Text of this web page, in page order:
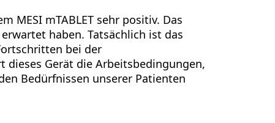
MESI mTABLET sehr positiv. Das
haben. Tatsächlich ist das
bei der
dieses Gerät die Arbeitsbedingungen,
Bedürfnissen unserer Patienten